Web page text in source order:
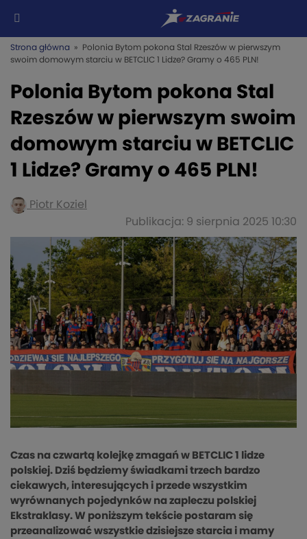
Strona główna » Polonia Bytom pokona Stal Rzeszów w pierwszym
swoim domowym starciu w BETCLIC 1 Lidze? Gramy o 465 PLN!
Polonia Bytom pokona Stal
Rzeszów w pierwszym swoim
domowym starciu w BETCLIC
1 Lidze? Gramy o 465 PLN!
Piotr Koziel
Publikacja: 9 sierpnia 2025 10:30
Czas na czwartą kolejkę zmagań w BETCLIC 1 lidze
polskiej. Dziś będziemy świadkami trzech bardzo
ciekawych, interesujących i przede wszystkim
wyrównanych pojedynków na zapleczu polskiej
Ekstraklasy. W poniższym tekście postaram się
przeanalizować wszystkie dzisiejsze starcia i mamy